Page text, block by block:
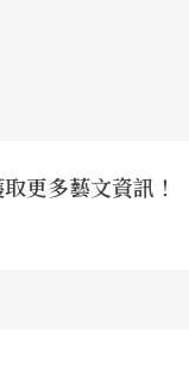
更多藝文資訊！